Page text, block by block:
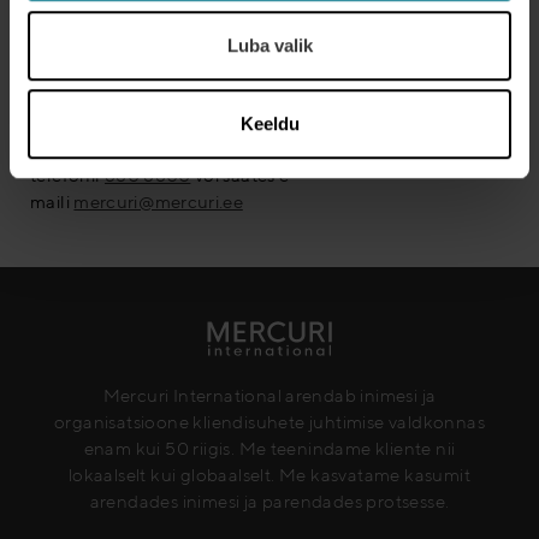
Luba valik
Keeldu
Järelkohtumisel annab Sinu ettevõtte esindaja ülevaate
toimunud progressist ja veel arengut vajavatest
leitakse parimad lahendused.Programmi hind kogu
müügimeeskonnale kokku on 1500€ + km
telefonil680 6800või saates e-
maili mercuri@mercuri.ee
Mercuri International arendab inimesi ja
organisatsioone kliendisuhete juhtimise valdkonnas
enam kui 50 riigis. Me teenindame kliente nii
lokaalselt kui globaalselt. Me kasvatame kasumit
arendades inimesi ja parendades protsesse.